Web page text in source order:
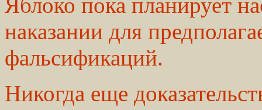
наказании для
фальсификаций.
Никогда еще